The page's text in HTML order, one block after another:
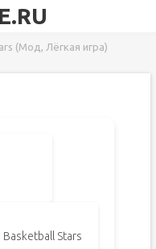
(Мод, Лёгкая игра)
Basketball Stars